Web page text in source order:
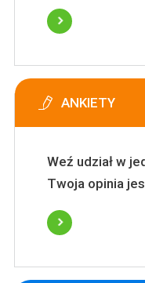
ANKIETY
Weź udział w
Twoja opinia